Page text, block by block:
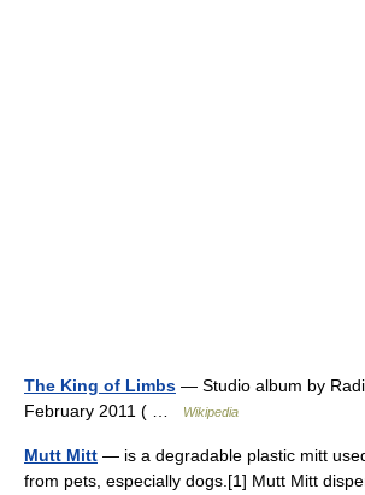
The King of Limbs — Studio album by
February 2011 ( …
Wikipedia
Mutt Mitt — is a degradable plastic mitt
from pets, especially dogs.[1] Mutt Mitt